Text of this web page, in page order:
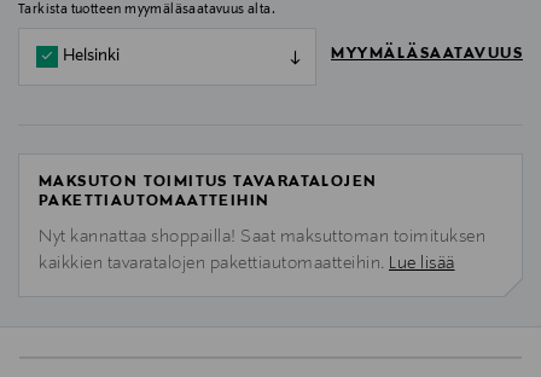
Tarkista tuotteen myymäläsaatavuus alta.
Helsinki MYYMÄLÄSAATAVUUS
MAKSUTON TOIMITUS TAVARATALOJEN
PAKETTIAUTOMAATTEIHIN
Nyt kannattaa shoppailla! Saat maksuttoman toimituksen
kaikkien tavaratalojen pakettiautomaatteihin. Lue lisää